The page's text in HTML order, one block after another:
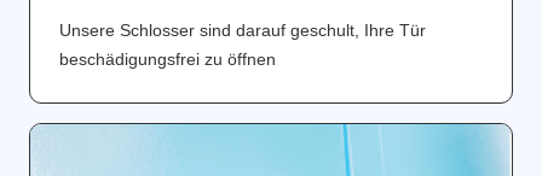
Unsere Schlosser sind darauf geschult, Ihre Tür
beschädigungsfrei zu öffnen